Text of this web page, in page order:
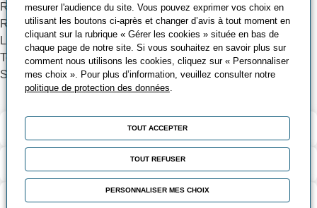
Réalité augmentée
Réalité virtuelle
Lunettes de télémaintenance
Technologie de maintenance prédictive (Thermographie, …)
Salle + vidéo projecteur
Validation et certification
Contenu de la formation
Modalités d’évaluation
mesurer l'audience du site. Vous pouvez exprimer vos choix en
utilisant les boutons ci-après et changer d’avis à tout moment en
cliquant sur la rubrique « Gérer les cookies » située en bas de
chaque page de notre site. Si vous souhaitez en savoir plus sur
comment nous utilisons les cookies, cliquez sur « Personnaliser
mes choix ». Pour plus d’information, veuillez consulter notre
politique de protection des données
TOUT ACCEPTER
TOUT REFUSER
PERSONNALISER MES CHOIX